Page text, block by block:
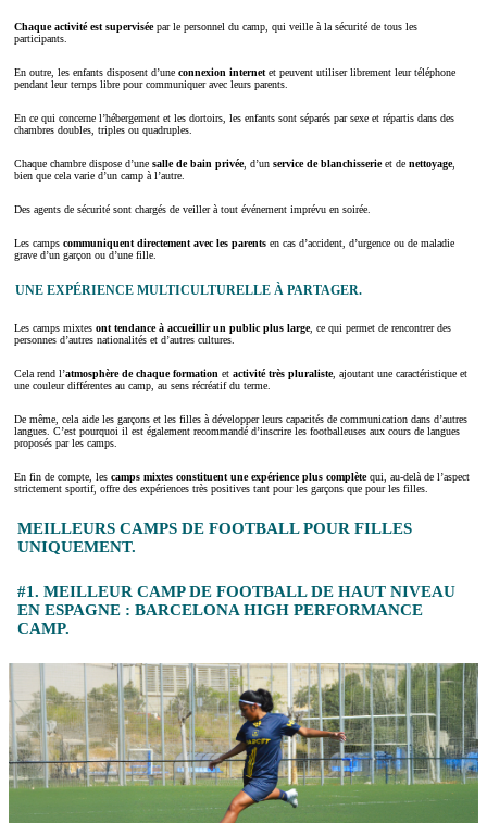
Chaque activité est superviséepar le personnel du camp, qui veille à la sécurité de tous les
participants.
En outre, les enfants disposent d’une connexion internet et peuvent utiliser librement leur téléphone
pendant leur temps libre pour communiquer avec leurs parents.
En ce qui concerne l’hébergement et les dortoirs, les enfants sont séparés par sexe et répartis dans des
chambres doubles, triples ou quadruples.
Chaque chambre dispose d’une salle de bain privée, d’un service de blanchisserieet de nettoyage,
bien que cela varie d’un camp à l’autre.
Des agents de sécurité sont chargés de veiller à tout événement imprévu en soirée.
Les camps communiquent directement avec les parents en cas d’accident, d’urgence ou de maladie
grave d’un garçon ou d’une fille.
UNE EXPÉRIENCE MULTICULTURELLE À PARTAGER.
Les camps mixtes ont tendance à accueillir un public plus large, ce qui permet de rencontrer des
personnes d’autres nationalités et d’autres cultures.
Cela rend l’atmosphère dechaque formation et activité très pluraliste, ajoutant une caractéristique et
une couleur différentes au camp, au sens récréatif du terme.
De même, cela aide les garçons et les filles à développer leurs capacités de communication dans d’autres
langues. C’est pourquoi il est également recommandé d’inscrire les footballeuses aux cours de langues
proposés par les camps.
En fin de compte, les camps mixtes constituent une expérience plus complètequi, au-delà de l’aspect
strictement sportif, offre des expériences très positives tant pour les garçons que pour les filles.
MEILLEURS CAMPS DE FOOTBALL POUR FILLES
UNIQUEMENT.
#1. MEILLEUR CAMP DE FOOTBALL DE HAUT NIVEAU
EN ESPAGNE : BARCELONA HIGH PERFORMANCE
CAMP.